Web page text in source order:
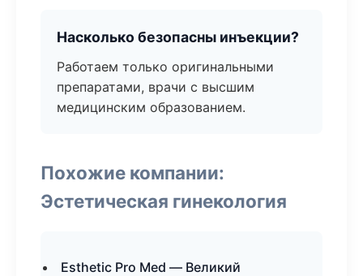
Насколько безопасны инъекции?
Работаем только оригинальными
препаратами, врачи с высшим
медицинским образованием.
Похожие компании:
Эстетическая гинекология
Esthetic Pro Med — Великий